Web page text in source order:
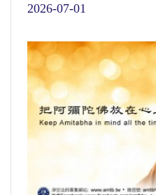
2026-07-01